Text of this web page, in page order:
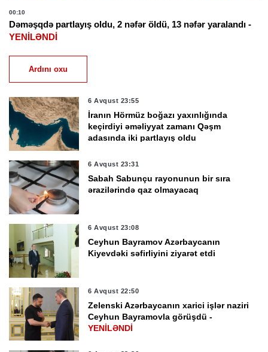
00:10
Dəməşqdə partlayış oldu, 2 nəfər öldü, 13 nəfər yaralandı -
YENİLƏNDİ
Ardını oxu
6 Avqust 23:55
İranın Hörmüz boğazı yaxınlığında
keçirdiyi əməliyyat zamanı Qəşm
adasında iki partlayış oldu
6 Avqust 23:31
Sabah Sabunçu rayonunun bir sıra
ərazilərində qaz olmayacaq
6 Avqust 23:08
Ceyhun Bayramov Azərbaycanın
Kiyevdəki səfirliyini ziyarət etdi
6 Avqust 22:50
Zelenski Azərbaycanın xarici işlər naziri
Ceyhun Bayramovla görüşdü -
YENİLƏNDİ